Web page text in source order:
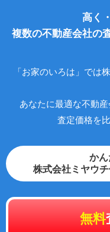
高く
複数の不動産会社の
「お家のいろは」では
あなたに最適な不動産
査定価格を
かん
株式会社ミヤウ
無料